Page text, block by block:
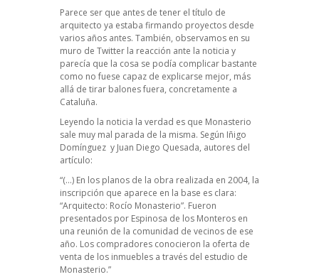
Parece ser que antes de tener el título de
arquitecto ya estaba firmando proyectos desde
varios años antes. También, observamos en su
muro de Twitter la reacción ante la noticia y
parecía que la cosa se podía complicar bastante
como no fuese capaz de explicarse mejor, más
allá de tirar balones fuera, concretamente a
Cataluña.
Leyendo la noticia la verdad es que Monasterio
sale muy mal parada de la misma. Según Iñigo
Domínguez y Juan Diego Quesada, autores del
artículo:
“(…) En los planos de la obra realizada en 2004, la
inscripción que aparece en la base es clara:
“Arquitecto: Rocío Monasterio”. Fueron
presentados por Espinosa de los Monteros en
una reunión de la comunidad de vecinos de ese
año. Los compradores conocieron la oferta de
venta de los inmuebles a través del estudio de
Monasterio.”